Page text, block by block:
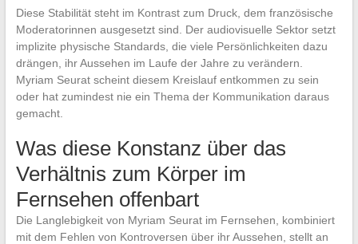
Diese Stabilität steht im Kontrast zum Druck, dem französische
Moderatorinnen ausgesetzt sind. Der audiovisuelle Sektor setzt
implizite physische Standards, die viele Persönlichkeiten dazu
drängen, ihr Aussehen im Laufe der Jahre zu verändern.
Myriam Seurat scheint diesem Kreislauf entkommen zu sein
oder hat zumindest nie ein Thema der Kommunikation daraus
gemacht.
Was diese Konstanz über das
Verhältnis zum Körper im
Fernsehen offenbart
Die Langlebigkeit von Myriam Seurat im Fernsehen, kombiniert
mit dem Fehlen von Kontroversen über ihr Aussehen, stellt an